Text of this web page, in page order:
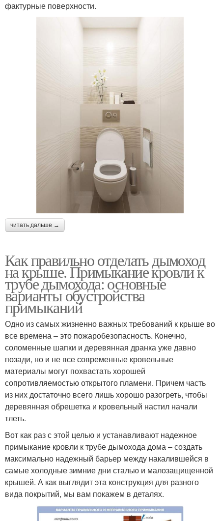
фактурные поверхности.
читать дальше →
Как правильно отделать дымоход
на крыше. Примыкание кровли к
трубе дымохода: основные
варианты обустройства
примыканий
Одно из самых жизненно важных требований к крыше во
все времена – это пожаробезопасность. Конечно,
соломенные шапки и деревянная дранка уже давно
позади, но и не все современные кровельные
материалы могут похвастать хорошей
сопротивляемостью открытого пламени. Причем часть
из них достаточно всего лишь хорошо разогреть, чтобы
деревянная обрешетка и кровельный настил начали
тлеть.
Вот как раз с этой целью и устанавливают надежное
примыкание кровли к трубе дымохода дома – создать
максимально надежный барьер между накалившейся в
самые холодные зимние дни сталью и малозащищенной
крышей. А как выглядит эта конструкция для разного
вида покрытий, мы вам покажем в деталях.